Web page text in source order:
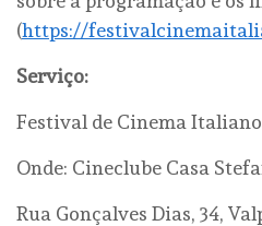
(https://
Serviço:
Festival de Cinema
Onde: Cineclube Casa
Rua Gonçalves Dias, 34,